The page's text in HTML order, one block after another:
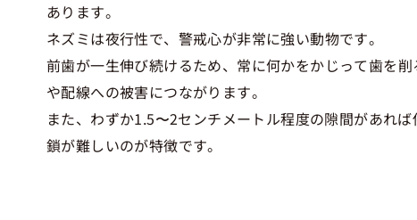
あります。
ネズミは夜行性で、警戒心が非常に強い動物です。
前歯が一生伸び続けるため、常に何かをかじって歯を
や配線への被害につながります。
また、わずか1.5〜2センチメートル程度の隙間があれ
鎖が難しいのが特徴です。